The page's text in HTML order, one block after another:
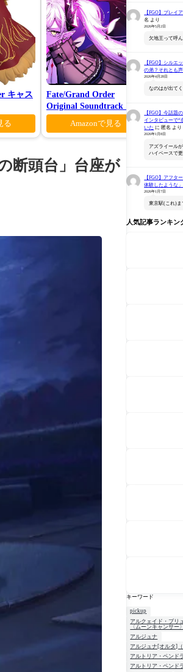
キャス
る
Fate/Grand Order
Original Soundtrack Ⅶ
Amazonで見る
ねん
ンダ
マー・
断頭台」台座が
【FGO】プレイ
名 より
2026年5月2日
欠地王って呼
【FGO】シルエ
の弟？それとも
2026年4月28日
なのはが出て
【FGO】今話
インタビューで“
いた に 匿名 より
2026年1月8日
アズライール
ハイペースで
【FGO】アフタ
体験したような
2026年1月7日
東京駅(これ)ま
人気記事ランキン
キーワード
pickup
アルクェイド・ブリ
〈ムーンキャンサー〉
アルジュナ
アルジュナ[オルタ]
アルトリア・ペンド
アルトリア・ペンド